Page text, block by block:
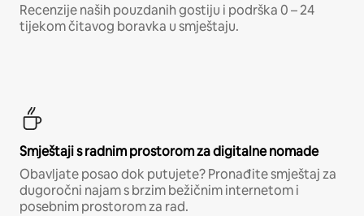
Recenzije naših pouzdanih gostiju i podrška 0 – 24
tijekom čitavog boravka u smještaju.
Smještaji s radnim prostorom za digitalne nomade
Obavljate posao dok putujete? Pronađite smještaj za
dugoročni najam s brzim bežičnim internetom i
posebnim prostorom za rad.